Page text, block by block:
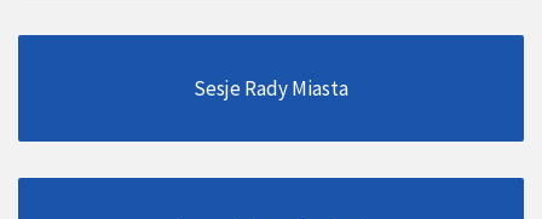
Sesje Rady Miasta